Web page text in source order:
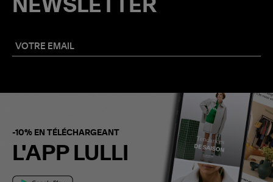
NEWSLETTER
-10% EN TÉLÉCHARGEANT
L'APP LULLI